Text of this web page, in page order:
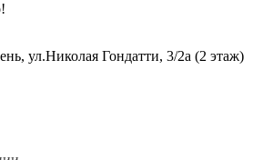
ул.Николая Гондатти, 3/2а (2 этаж)